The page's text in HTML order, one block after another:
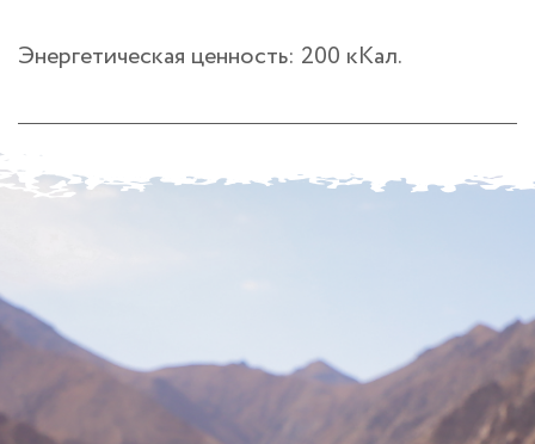
Энергетическая ценность: 200 кКал.